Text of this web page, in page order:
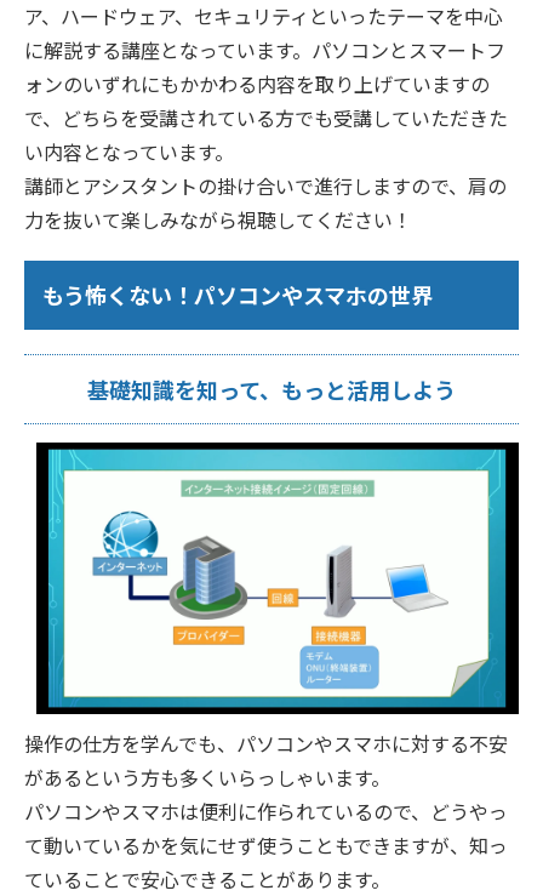
ア、ハードウェア、セキュリティといったテーマを中心
に解説する講座となっています。パソコンとスマートフ
ォンのいずれにもかかわる内容を取り上げていますの
で、どちらを受講されている方でも受講していただきた
い内容となっています。
講師とアシスタントの掛け合いで進行しますので、肩の
力を抜いて楽しみながら視聴してください！
もう怖くない！パソコンやスマホの世界
基礎知識を知って、もっと活用しよう
操作の仕方を学んでも、パソコンやスマホに対する不安
があるという方も多くいらっしゃいます。
パソコンやスマホは便利に作られているので、どうやっ
て動いているかを気にせず使うこともできますが、知っ
ていることで安心できることがあります。